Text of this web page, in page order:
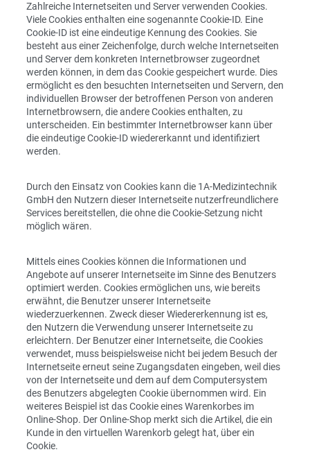
Zahlreiche Internetseiten und Server verwenden Cookies.
Viele Cookies enthalten eine sogenannte Cookie-ID. Eine
Cookie-ID ist eine eindeutige Kennung des Cookies. Sie
besteht aus einer Zeichenfolge, durch welche Internetseiten
und Server dem konkreten Internetbrowser zugeordnet
werden können, in dem das Cookie gespeichert wurde. Dies
ermöglicht es den besuchten Internetseiten und Servern, den
individuellen Browser der betroffenen Person von anderen
Internetbrowsern, die andere Cookies enthalten, zu
unterscheiden. Ein bestimmter Internetbrowser kann über
die eindeutige Cookie-ID wiedererkannt und identifiziert
werden.
Durch den Einsatz von Cookies kann die 1A-Medizintechnik
GmbH den Nutzern dieser Internetseite nutzerfreundlichere
Services bereitstellen, die ohne die Cookie-Setzung nicht
möglich wären.
Mittels eines Cookies können die Informationen und
Angebote auf unserer Internetseite im Sinne des Benutzers
optimiert werden. Cookies ermöglichen uns, wie bereits
erwähnt, die Benutzer unserer Internetseite
wiederzuerkennen. Zweck dieser Wiedererkennung ist es,
den Nutzern die Verwendung unserer Internetseite zu
erleichtern. Der Benutzer einer Internetseite, die Cookies
verwendet, muss beispielsweise nicht bei jedem Besuch der
Internetseite erneut seine Zugangsdaten eingeben, weil dies
von der Internetseite und dem auf dem Computersystem
des Benutzers abgelegten Cookie übernommen wird. Ein
weiteres Beispiel ist das Cookie eines Warenkorbes im
Online-Shop. Der Online-Shop merkt sich die Artikel, die ein
Kunde in den virtuellen Warenkorb gelegt hat, über ein
Cookie.